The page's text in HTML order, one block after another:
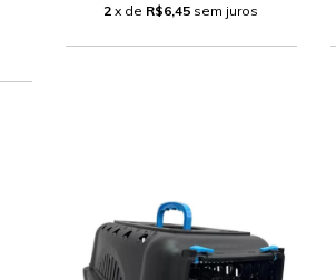
2 x de R$6,45 sem juros